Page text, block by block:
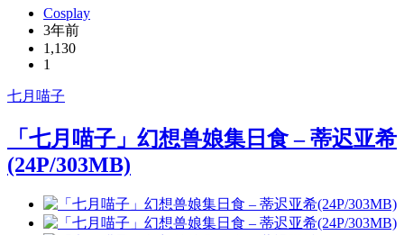
Cosplay
3年前
1,130
1
七月喵子
「七月喵子」幻想兽娘集日食 – 蒂迟亚希
(24P/303MB)